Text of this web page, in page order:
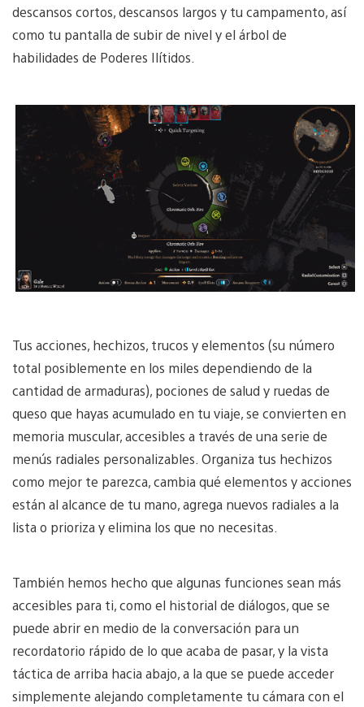
descansos cortos, descansos largos y tu campamento, así
como tu pantalla de subir de nivel y el árbol de
habilidades de Poderes Ilítidos.
Tus acciones, hechizos, trucos y elementos (su número
total posiblemente en los miles dependiendo de la
cantidad de armaduras), pociones de salud y ruedas de
queso que hayas acumulado en tu viaje, se convierten en
memoria muscular, accesibles a través de una serie de
menús radiales personalizables. Organiza tus hechizos
como mejor te parezca, cambia qué elementos y acciones
están al alcance de tu mano, agrega nuevos radiales a la
lista o prioriza y elimina los que no necesitas.
También hemos hecho que algunas funciones sean más
accesibles para ti, como el historial de diálogos, que se
puede abrir en medio de la conversación para un
recordatorio rápido de lo que acaba de pasar, y la vista
táctica de arriba hacia abajo, a la que se puede acceder
simplemente alejando completamente tu cámara con el